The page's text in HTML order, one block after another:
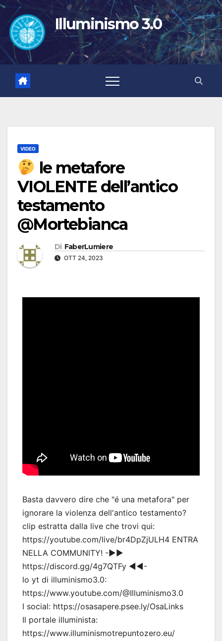
Salta
contenuto
Illuminismo 3.0
VIDEO
le metafore
VIOLENTE dell’antico
testamento
@Mortebianca
Di FaberLumiere
OTT 24, 2023
Basta davvero dire che "é una metafora" per
ignorare la violenza dell'antico testamento?
clip estratta dalla live che trovi qui:
https://youtube.com/live/br4DpZjULH4 ENTRA
NELLA COMMUNITY! -▶▶
https://discord.gg/4g7QTFy ◀◀-
lo yt di illuminismo3.0:
https://www.youtube.com/@Illuminismo3.0
I social: https://osasapere.psee.ly/OsaLinks
Il portale illuminista:
https://www.illuminismotrepuntozero.eu/